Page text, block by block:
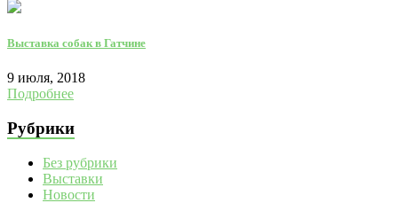
Выставка собак в Гатчине
9 июля, 2018
Подробнее
Рубрики
Без рубрики
Выставки
Новости